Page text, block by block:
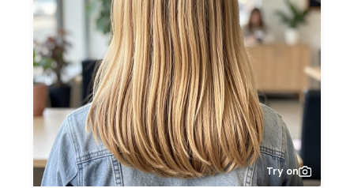
Try on